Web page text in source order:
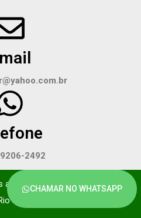
CHAMAR NO WHATSAPP
2492
Portal da sobriedade. Site feito
360